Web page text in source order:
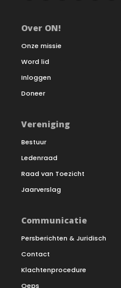
Over ON!
Onze missie
Word lid
Inloggen
Doneer
Vereniging
Bestuur
Ledenraad
Raad van Toezicht
Jaarverslag
Communicatie
Persberichten & Juridisch
Contact
Klachtenprocedure
Oeps